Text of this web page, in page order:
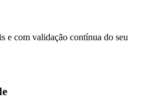
e com validação contínua do seu